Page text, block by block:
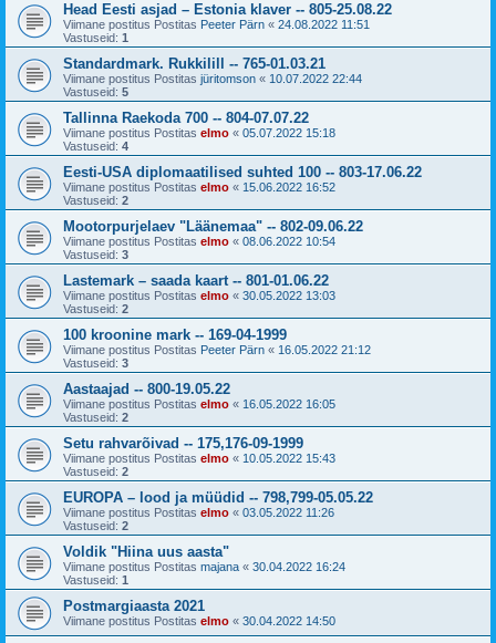
Head Eesti asjad – Estonia klaver -- 805-25.08.22
Viimane postitus Postitas Peeter Pärn « 24.08.2022 11:51
Vastuseid: 1
Standardmark. Rukkilill -- 765-01.03.21
Viimane postitus Postitas jüritomson « 10.07.2022 22:44
Vastuseid: 5
Tallinna Raekoda 700 -- 804-07.07.22
Viimane postitus Postitas elmo « 05.07.2022 15:18
Vastuseid: 4
Eesti-USA diplomaatilised suhted 100 -- 803-17.06.22
Viimane postitus Postitas elmo « 15.06.2022 16:52
Vastuseid: 2
Mootorpurjelaev "Läänemaa" -- 802-09.06.22
Viimane postitus Postitas elmo « 08.06.2022 10:54
Vastuseid: 3
Lastemark – saada kaart -- 801-01.06.22
Viimane postitus Postitas elmo « 30.05.2022 13:03
Vastuseid: 2
100 kroonine mark -- 169-04-1999
Viimane postitus Postitas Peeter Pärn « 16.05.2022 21:12
Vastuseid: 3
Aastaajad -- 800-19.05.22
Viimane postitus Postitas elmo « 16.05.2022 16:05
Vastuseid: 2
Setu rahvarõivad -- 175,176-09-1999
Viimane postitus Postitas elmo « 10.05.2022 15:43
Vastuseid: 2
EUROPA – lood ja müüdid -- 798,799-05.05.22
Viimane postitus Postitas elmo « 03.05.2022 11:26
Vastuseid: 2
Voldik "Hiina uus aasta"
Viimane postitus Postitas majana « 30.04.2022 16:24
Vastuseid: 1
Postmargiaasta 2021
Viimane postitus Postitas elmo « 30.04.2022 14:50